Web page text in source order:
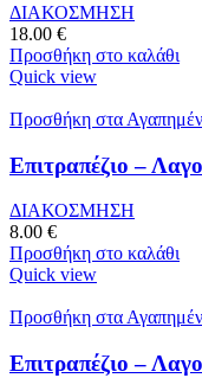
ΔΙΑΚΟΣΜΗΣΗ
18.00 €
Προσθήκη στο καλάθι
Quick view
Προσθήκη στα
Επιτραπέζιο –
ΔΙΑΚΟΣΜΗΣΗ
8.00 €
Προσθήκη στο καλάθι
Quick view
Προσθήκη στα
Επιτραπέζιο –